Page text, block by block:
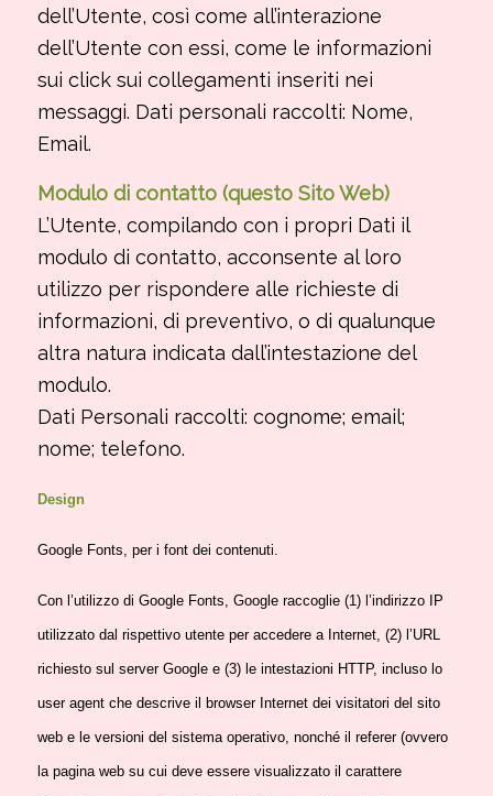
dell’Utente, così come all’interazione
dell’Utente con essi, come le informazioni
sui click sui collegamenti inseriti nei
messaggi. Dati personali raccolti: Nome,
Email.
Modulo di contatto (questo Sito Web)
L’Utente, compilando con i propri Dati il
modulo di contatto, acconsente al loro
utilizzo per rispondere alle richieste di
informazioni, di preventivo, o di qualunque
altra natura indicata dall’intestazione del
modulo.
Dati Personali raccolti: cognome; email;
nome; telefono.
Design
Google Fonts, per i font dei contenuti.
Con l’utilizzo di Google Fonts, Google raccoglie (1) l’indirizzo IP
utilizzato dal rispettivo utente per accedere a Internet, (2) l’URL
richiesto sul server Google e (3) le intestazioni HTTP, incluso lo
user agent che descrive il browser Internet dei visitatori del sito
web e le versioni del sistema operativo, nonché il referer (ovvero
la pagina web su cui deve essere visualizzato il carattere